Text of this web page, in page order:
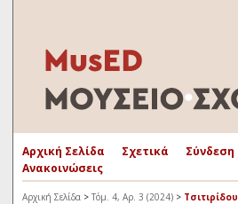
Αρχική Σελίδα Σχετικά Σύνδεση
Ανακοινώσεις
Αρχική Σελίδα > Τόμ. 4, Αρ. 3 (2024) > Τσιτιρίδου